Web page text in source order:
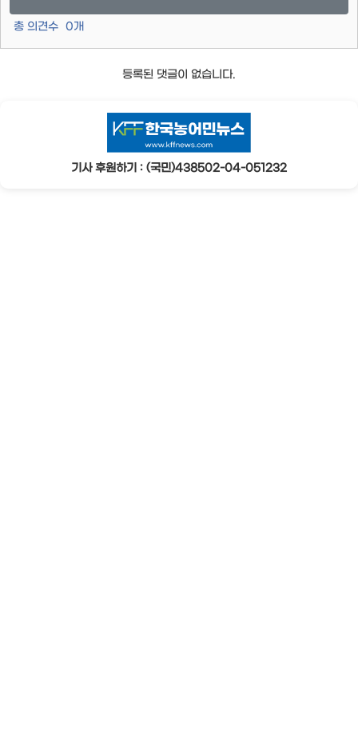
총 의견수 0개
등록된 댓글이 없습니다.
기사 후원하기 : (국민)438502-04-051232